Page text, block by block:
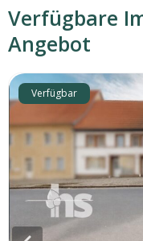
Verfügbare
Angebot
Verfügbar